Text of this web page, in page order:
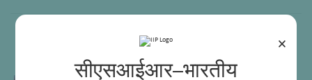
×
सीएसआईआर–भारतीय